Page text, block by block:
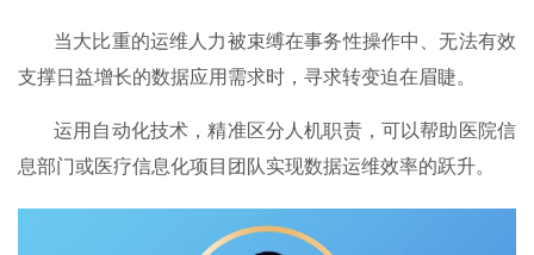
当大比重的运维人力被束缚在事务性操作中、无法有效
支撑日益增长的数据应用需求时，寻求转变迫在眉睫。
运用自动化技术，精准区分人机职责，可以帮助医院信
息部门或医疗信息化项目团队实现数据运维效率的跃升。